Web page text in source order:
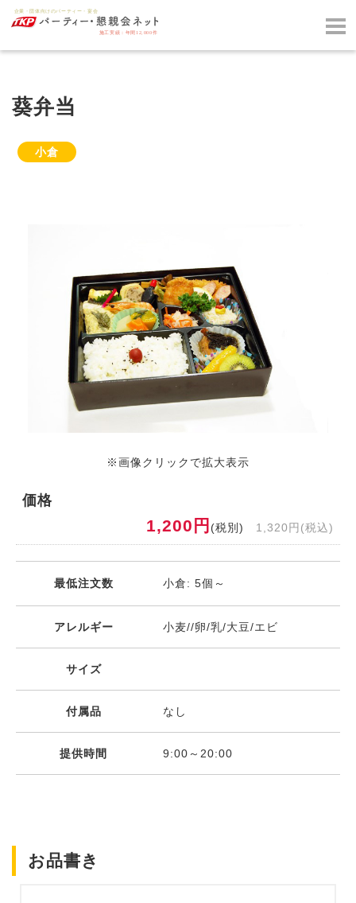
葵弁当
小倉
※画像クリックで拡大表示
価格
1,200円 (税別) 1,320円(税込)
最低注文数 小倉: 5個～
アレルギー 小麦//卵/乳/大豆/エビ
サイズ
付属品 なし
提供時間 9:00～20:00
お品書き